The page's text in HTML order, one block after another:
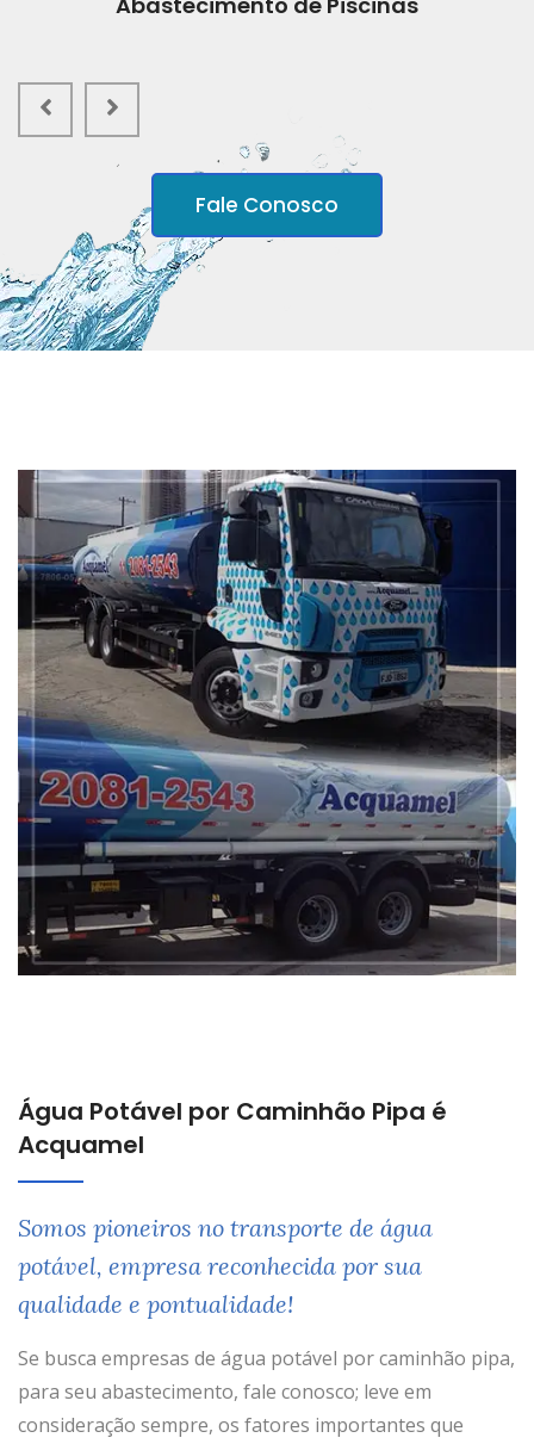
Fale Conosco
Água Potável por Caminhão Pipa é
Acquamel
Somos pioneiros no transporte de água
potável, empresa reconhecida por sua
qualidade e pontualidade!
Se busca empresas de água potável por caminhão pipa,
para seu abastecimento, fale conosco; leve em
consideração sempre, os fatores importantes que